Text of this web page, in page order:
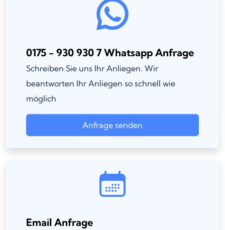
0175 - 930 930 7 Whatsapp Anfrage
Schreiben Sie uns Ihr Anliegen. Wir
beantworten Ihr Anliegen so schnell wie
möglich
Anfrage senden
Email Anfrage